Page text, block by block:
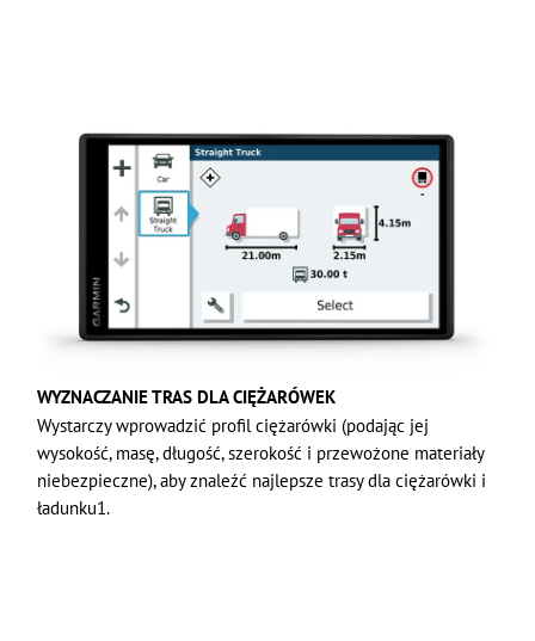
WYZNACZANIE TRAS DLA CIĘŻARÓWEK
Wystarczy wprowadzić profil ciężarówki (podając jej
wysokość, masę, długość, szerokość i przewożone materiały
niebezpieczne), aby znaleźć najlepsze trasy dla ciężarówki i
ładunku1.